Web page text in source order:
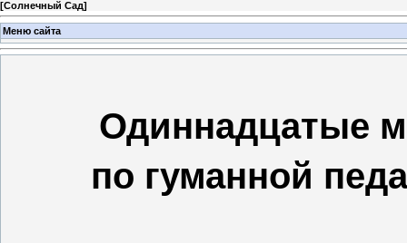
[Солнечный Сад]
Меню сайта
Одиннадцатые
по гуманной